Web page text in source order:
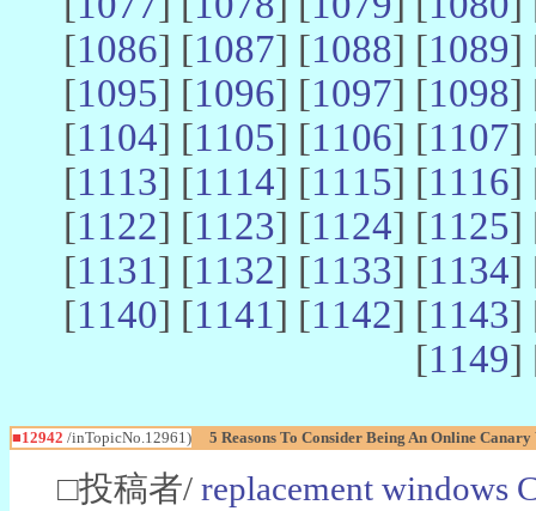
[1086] [1087] [1088] [1089]
[1095] [1096] [1097] [1098]
[1104] [1105] [1106] [1107]
[1113] [1114] [1115] [1116]
[1122] [1123] [1124] [1125]
[1131] [1132] [1133] [1134]
[1140] [1141] [1142] [1143]
[1149]
■12942 /inTopicNo.12961) 5 Reasons To Consider Being An Online
□投稿者/ replacement windows